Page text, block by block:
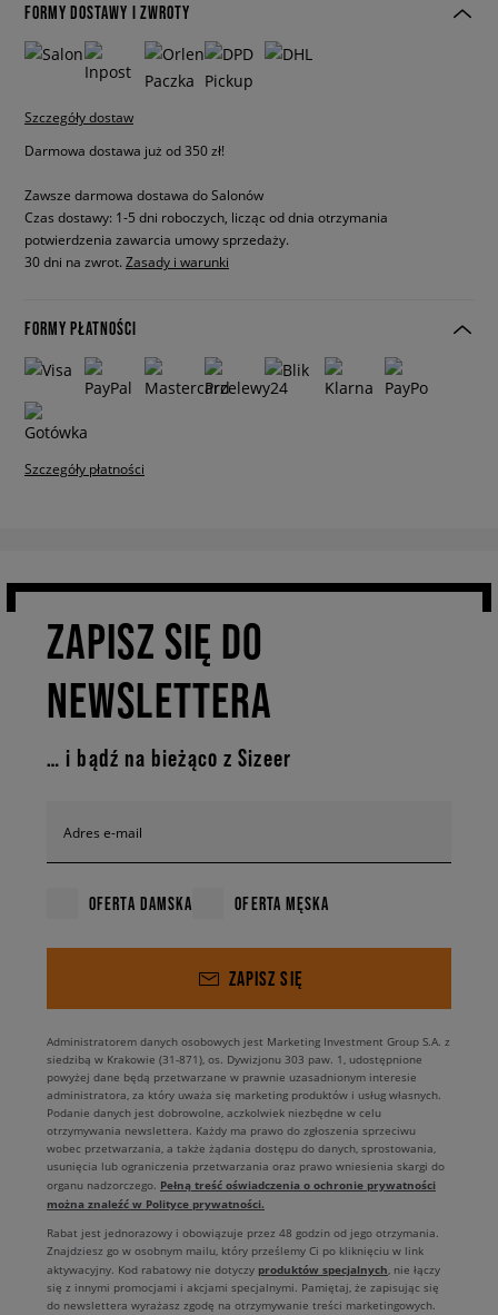
FORMY DOSTAWY I ZWROTY
Szczegóły dostaw
Darmowa dostawa już od 350 zł!
Zawsze darmowa dostawa do Salonów
Czas dostawy: 1-5 dni roboczych, licząc od dnia otrzymania
potwierdzenia zawarcia umowy sprzedaży.
30 dni na zwrot. Zasady i warunki
FORMY PŁATNOŚCI
Szczegóły płatności
ZAPISZ SIĘ DO
NEWSLETTERA
… i bądź na bieżąco z Sizeer
Adres e-mail
OFERTA DAMSKA OFERTA MĘSKA
ZAPISZ SIĘ
Administratorem danych osobowych jest Marketing Investment Group S.A. z
siedzibą w Krakowie (31-871), os. Dywizjonu 303 paw. 1, udostępnione
powyżej dane będą przetwarzane w prawnie uzasadnionym interesie
administratora, za który uważa się marketing produktów i usług własnych.
Podanie danych jest dobrowolne, aczkolwiek niezbędne w celu
otrzymywania newslettera. Każdy ma prawo do zgłoszenia sprzeciwu
wobec przetwarzania, a także żądania dostępu do danych, sprostowania,
usunięcia lub ograniczenia przetwarzania oraz prawo wniesienia skargi do
organu nadzorczego. Pełną treść oświadczenia o ochronie prywatności
można znaleźć w Polityce prywatności.
Rabat jest jednorazowy i obowiązuje przez 48 godzin od jego otrzymania.
Znajdziesz go w osobnym mailu, który prześlemy Ci po kliknięciu w link
aktywacyjny. Kod rabatowy nie dotyczy produktów specjalnych, nie łączy
się z innymi promocjami i akcjami specjalnymi. Pamiętaj, że zapisując się
do newslettera wyrażasz zgodę na otrzymywanie treści marketingowych.